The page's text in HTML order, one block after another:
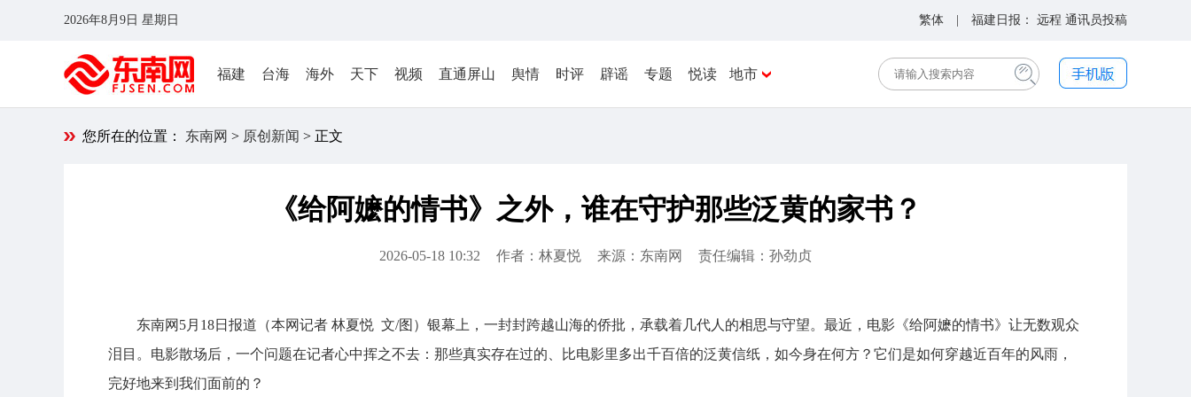
2026年8月9日 星期日 繁体 | 福建日报： 远程 通讯员投稿
福建 台海 海外 天下 视频 直通屏山 舆情 时评 辟谣 专题 悦读 地市
您所在的位置： 东南网 > 原创新闻 > 正文
《给阿嬷的情书》之外，谁在守护那些泛黄的家书？
2026-05-18 10:32 作者：林夏悦 来源：东南网 责任编辑：孙劲贞
东南网5月18日报道（本网记者 林夏悦 文/图）银幕上，一封封跨越山海的侨批，承载着几代人的相思与守望。最近，电影《给阿嬷的情书》让无数观众
泪目。电影散场后，一个问题在记者心中挥之不去：那些真实存在过的、比电影里多出千百倍的泛黄信纸，如今身在何方？它们是如何穿越近百年的风雨，
完好地来到我们面前的？